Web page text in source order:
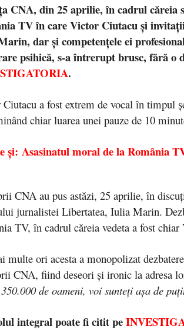
CNA, din 25 aprilie, în cadrul căreia
TV în care Victor Ciutacu și
dar și competențele ei
psihică, s-a întrerupt brusc, fără o
.
a fost extrem de vocal în timpul
chiar luarea unei pauze de 10
și: Asasinatul moral de la România
CNA au pus astăzi, 25 aprilie, în
jurnalistei Libertatea, Iulia Marin.
TV, în cadrul căreia vedeta a fost
multe ori acesta a monopolizat
CNA, fiind deseori și ironic la adresa
de oameni, voi sunteți așa de
integral poate fi citit pe